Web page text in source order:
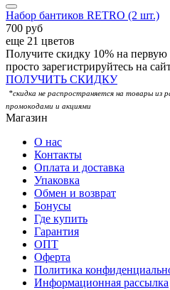
Набор бантиков RETRO (2 шт.)
700 руб
еще 21 цветов
Получите скидку 10% на
просто зарегистрируйтесь на
ПОЛУЧИТЬ СКИДКУ
*скидка не распространяется на товары из
промокодами и акциями
Магазин
О нас
Контакты
Оплата и доставка
Упаковка
Обмен и возврат
Бонусы
Где купить
Гарантия
ОПТ
Оферта
Политика
Информационная рассылка